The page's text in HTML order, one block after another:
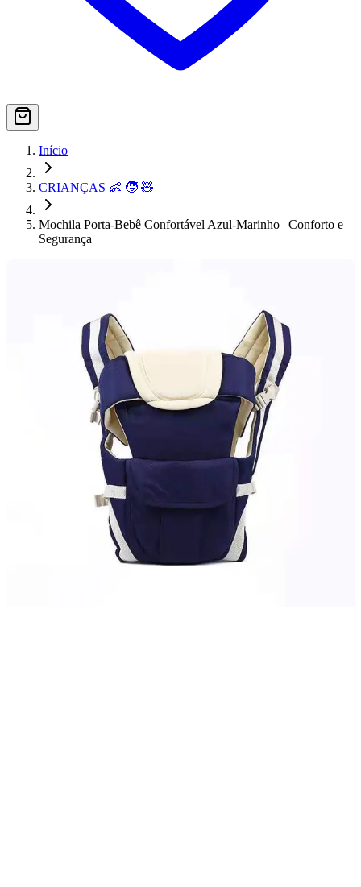
Início
CRIANÇAS 👶 🧒 🧸
Mochila Porta-Bebê Confortável Azul-Marinho | Conforto e
Segurança